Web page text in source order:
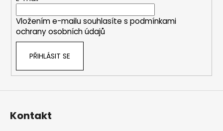
Vložením e-mailu souhlasíte s podmínkami
ochrany osobních údajů
PŘIHLÁSIT SE
Kontakt